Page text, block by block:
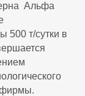
Альфа
500 т/сутки в
фирмы.